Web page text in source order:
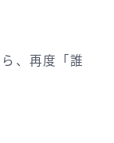
、再度「誰